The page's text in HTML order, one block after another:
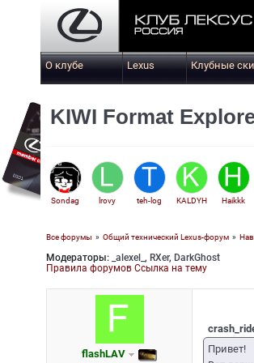
О клубе Lexus Клубные
KIWI Format
Sondag lrovy teh-log KALDYH Haikkk
Med38
Все форумы » Общий технический Lexus-форум»
Модераторы: _alexel_ , RXer, DarkGhost
Правила форумов Ссылка на тему
flashLAV
Привет!